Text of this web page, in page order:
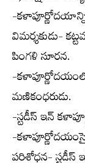
-
విమర్శకుడు-
పింగళి సూరన.
-
మణికంధరుడు.
-స్టడీస్ ఇన్
-